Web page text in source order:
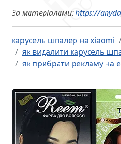
За матеріалами:https://
карусель шпалер на xiaomi
як видалити карусель
як прибрати рекламу на